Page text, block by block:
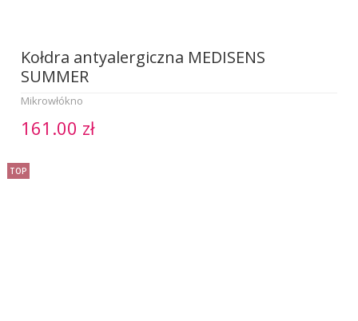
Kołdra antyalergiczna MEDISENS
SUMMER
Mikrowłókno
161.00 zł
TOP